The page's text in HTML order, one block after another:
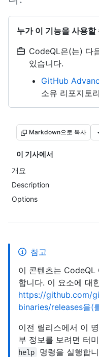
누가 이 기능을 사용할
CodeQL은(는) 다
있습니다.
GitHub
소유 리포지토리
Markdown으로 복사
이 기사에서
개요
Description
Options
참고
이 콘텐츠는 CodeQL
합니다. 이 요소에 대
https://github.com/
binaries/releases을(
이전 릴리스에서 이
부 정보를 보려면 터
help
명령을 실행합